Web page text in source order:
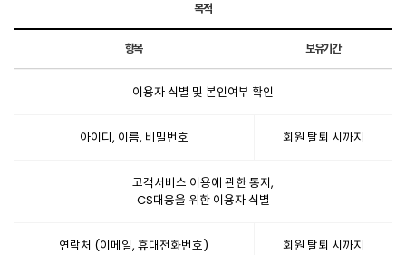
목적
항목 보유기간
이용자 식별 및 본인여부 확인
아이디, 이름, 비밀번호 회원 탈퇴 시까지
고객서비스 이용에 관한 통지,
CS대응을 위한 이용자 식별
연락처 (이메일, 휴대전화번호) 회원 탈퇴 시까지